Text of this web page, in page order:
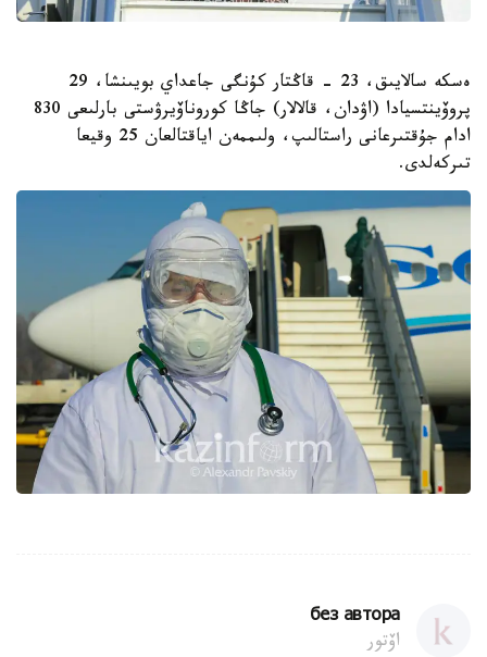
ەسكە سالايىق، 23 - قاڭتار كۇنگى جاعداي بويىنشا، 29
پروۆينتسيادا (اۋدان، قالالار) جاڭا كوروناۆيرۋستى بارلىعى 830
ادام جۇقتىرعانى راستالىپ، ولىممەن اياقتالعان 25 وقيعا
تىركەلدى.
без автора
اۆتور